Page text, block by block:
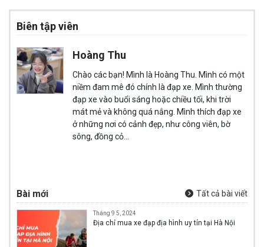
Biên tập viên
Hoàng Thu
Chào các bạn! Mình là Hoàng Thu. Mình có một
niềm đam mê đó chính là đạp xe. Mình thường
đạp xe vào buổi sáng hoặc chiều tối, khi trời
mát mẻ và không quá nắng. Mình thích đạp xe
ở những nơi có cảnh đẹp, như công viên, bờ
sông, đồng cỏ…
Bài mới Tất cả bài viết
Tháng 9 5, 2024
Địa chỉ mua xe đạp địa hình uy tín tại Hà Nội